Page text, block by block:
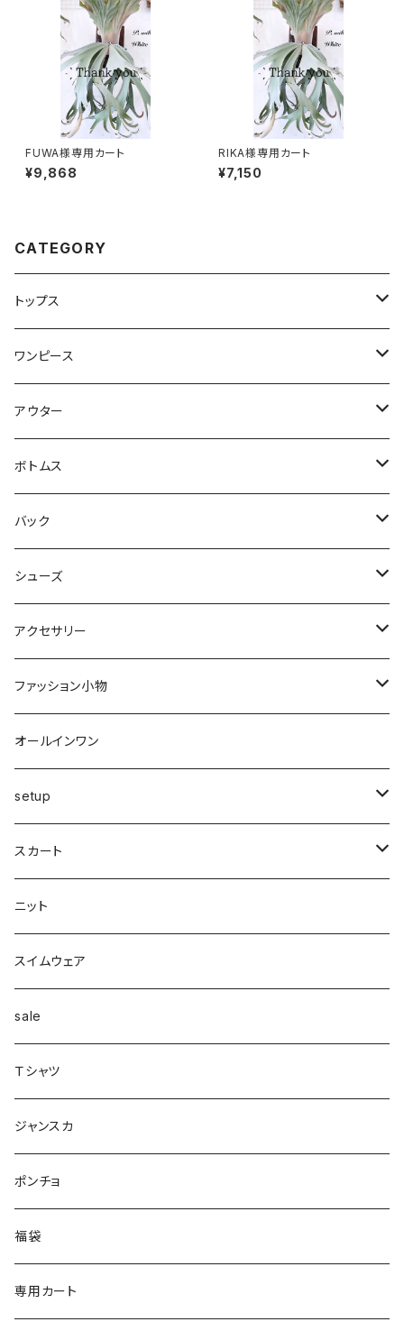
FUWA様専用カート
¥9,868
RIKA様専用カート
¥7,150
CATEGORY
トップス
Tシャツ・カットソー
キャミソール・タンクトップ
シャツ・ブラウス
パーカー・トレーナー
裏起毛
サマーニット
その他
ニットトップス
異素材
カシミヤ
ベスト
変形
カーディガン付き
カーディガン
タートルネック
配色
ボンディング
シアー
リブ
ノースリーブ
ポンチョ
ドッキング
ワンピース
ミニ
ヒザ丈
マキシ丈
オールインワン
セットアップ
変形
ベスト
ニット
キャミワンピース
ロング
Tシャツマキシ
シャツ
カットソー
カシュクール
ノースリーブ
スリット
フラワー柄
アウター
ジャケット
中綿
ブルゾン
カーデ・ベスト
ベスト
その他
ベスト
スカート
ロングコート
カーディガン
ロングシャツ
フェザーダウン
ダウン
コート
woolコート
パイピング
フェイクレザー
ボア
トレンチコート
シャツ
ボトムス
スカート
フレアー
プリーツ
パンツ
スウェット
ジョガー
デニム
スパッツ・レギンス・タイツ
ハイウエスト
ワイド
ニット
スキニー
テーパード
配色
リブ
スウェット
ダンボール
バルーン
サテン
バック
ショルダー
クラッチ
カゴbag
肩掛け
clear
デザインbag
エコ
シューズ
ブーツ
スニーカー
パンプス
サンダル
アクセサリー
ピアス・イヤリング
ピアス
リング
リング
ブレス・アンクレット
ネックレス
ヘアーピン
ヘアーゴム
イヤカフ
ファッション小物
帽子
巻き物
ソックス
財布
ベルト
オールインワン
setup
Top's
スカート
pants
スカート
スリット
ジャンク
ニット
スイムウェア
sale
Ｔシャツ
ジャンスカ
ポンチョ
福袋
専用カート